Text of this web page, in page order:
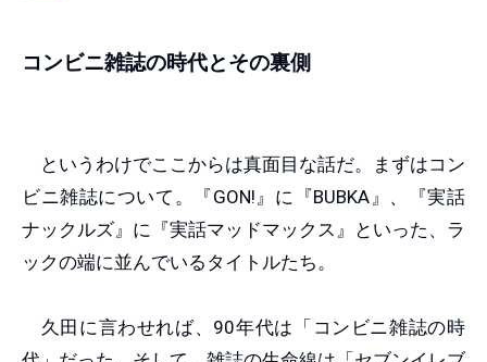
コンビニ雑誌の時代とその裏側
というわけでここからは真面目な話だ。まずはコン
ビニ雑誌について。『GON!』に『BUBKA』、『実話
ナックルズ』に『実話マッドマックス』といった、ラ
ックの端に並んでいるタイトルたち。
久田に言わせれば、90年代は「コンビニ雑誌の時